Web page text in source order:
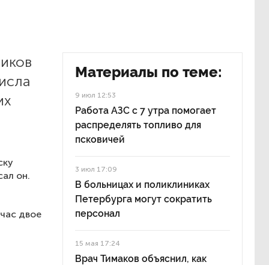
он.
двое
Материалы по теме:
9 июл 12:53
Работа АЗС с 7 утра помогает
распределять топливо для
псковичей
3 июл 17:09
В больницах и поликлиниках
Петербурга могут сократить
персонал
15 мая 17:24
Врач Тимаков объяснил, как